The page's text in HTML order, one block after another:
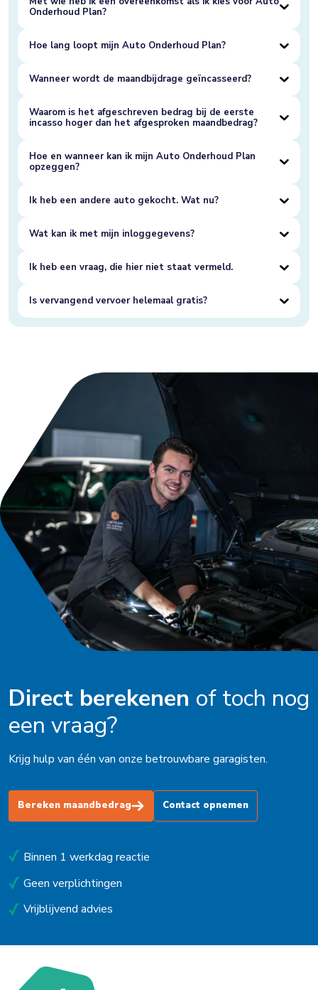
Onderhoud Plan?
Hoe lang loopt mijn Auto Onderhoud Plan?
Wanneer wordt de maandbijdrage geïncasseerd?
Waarom is het afgeschreven bedrag bij de eerste
incasso hoger dan het afgesproken maandbedrag?
Hoe en wanneer kan ik mijn Auto Onderhoud Plan
opzeggen?
Ik heb een andere auto gekocht. Wat nu?
Wat kan ik met mijn inloggegevens?
Ik heb een vraag, die hier niet staat vermeld.
Is vervangend vervoer helemaal gratis?
Direct berekenen of toch nog
een vraag?
Krijg hulp van één van onze betrouwbare garagisten.
Bereken maandbedrag Contact opnemen
Binnen 1 werkdag reactie
Geen verplichtingen
Vrijblijvend advies